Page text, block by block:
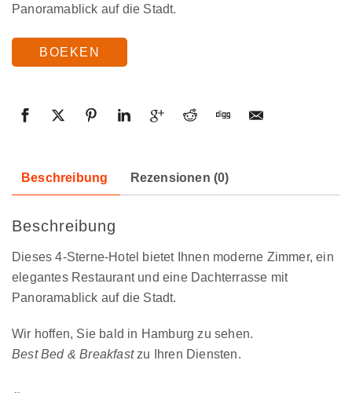
Panoramablick auf die Stadt.
BOEKEN
Beschreibung Rezensionen (0)
Beschreibung
Dieses 4-Sterne-Hotel bietet Ihnen moderne Zimmer, ein
elegantes Restaurant und eine Dachterrasse mit
Panoramablick auf die Stadt.
Wir hoffen, Sie bald in Hamburg zu sehen.
Best Bed & Breakfastzu Ihren Diensten.